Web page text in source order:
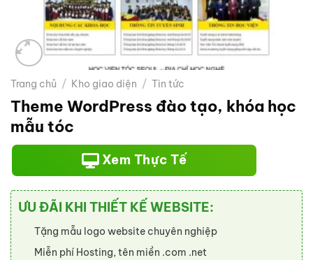
Trang chủ / Kho giao diện / Tin tức
Theme WordPress đào tạo, khóa học
mẫu tóc
Xem Thực Tế
ƯU ĐÃI KHI THIẾT KẾ WEBSITE:
Tặng mẫu logo website chuyên nghiệp
Miễn phí Hosting, tên miền .com .net